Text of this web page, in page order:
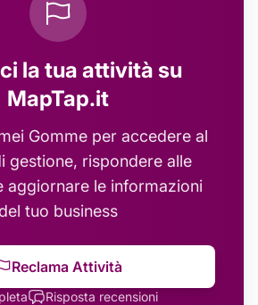
la tua attività su
MapTap.it
Gomme per accedere al
gestione, rispondere alle
aggiornare le informazioni
tuo business
Reclama Attività
Risposta recensioni